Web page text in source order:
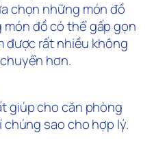
chọn những món đồ
đồ có thể gấp gọn
được rất nhiều không
hơn.
giúp cho căn phòng
sao cho hợp lý.